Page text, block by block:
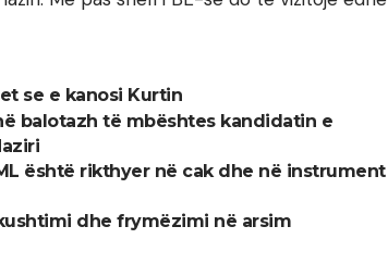
se e kanosi Kurtin
balotazh të mbështes kandidatin e
është rikthyer në cak dhe në instrument
dhe frymëzimi në arsim